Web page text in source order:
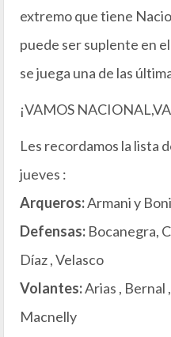
extremo que tiene
puede ser suplente en
se juega una de las
¡VAMOS
Les recordamos la lista
jueves :
Arqueros:Armani y
Defensas: Bocanegra,
Díaz , Velasco
Volantes:Arias , Bernal
Macnelly